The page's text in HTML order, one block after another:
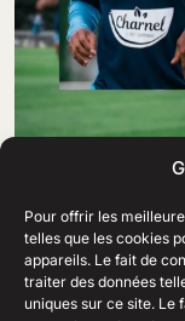
Pour offrir les
telles que les cookies
appareils. Le fait de
traiter des données
uniques sur ce site. Le
69 Rue Amiral Romain
29200 Brest